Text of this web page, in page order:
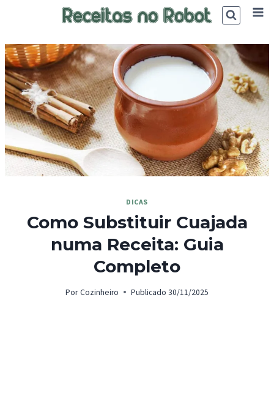
DICAS
Como Substituir Cuajada
numa Receita: Guia
Completo
Por Cozinheiro Publicado 30/11/2025